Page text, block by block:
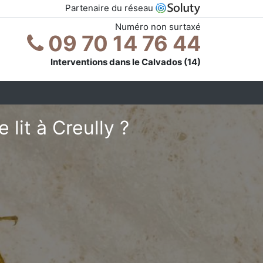
Partenaire du réseau
Numéro non surtaxé
09 70 14 76 44
Interventions dans le Calvados (14)
lit à Creully ?